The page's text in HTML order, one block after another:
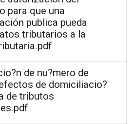
para que una
publica pueda
tributarios a la
de nu?mero de
de domiciliacio?
de tributos